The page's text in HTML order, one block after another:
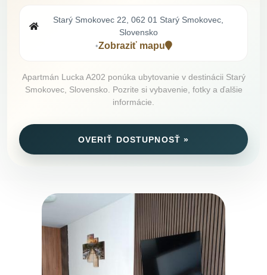
Starý Smokovec 22, 062 01 Starý Smokovec,
Slovensko
•Zobraziť mapu
Apartmán Lucka A202 ponúka ubytovanie v destinácii Starý
Smokovec, Slovensko. Pozrite si vybavenie, fotky a ďalšie
informácie.
OVERIŤ DOSTUPNOSŤ »